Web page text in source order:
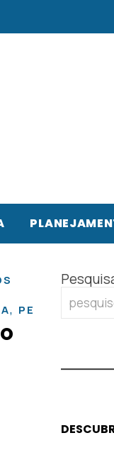
, PERU